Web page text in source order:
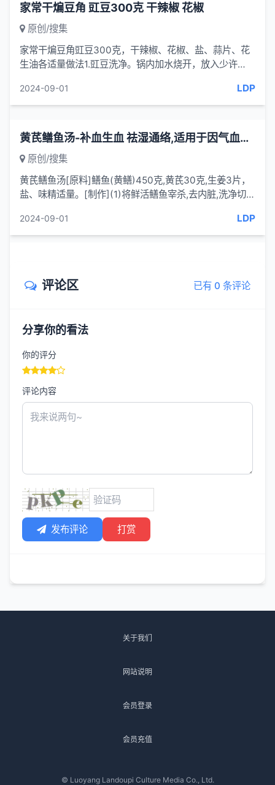
家常干煸豆角 豇豆300克 干辣椒 花椒
原创/搜集
家常干煸豆角豇豆300克，干辣椒、花椒、盐、蒜片、花
生油各适量做法1.豇豆洗净。锅内加水烧开，放入少许
许花生油烧至五六...
2024-09-01 LDP
黄芪鳝鱼汤-补血生血 祛湿通络,适用于因气血虚衰所致的少气懒言
原创/搜集
黄芪鳝鱼汤[原料]鳝鱼(黄鳝)450克,黄芪30克,生姜3片，
盐、味精适量。[制作](1)将鲜活鳝鱼宰杀,去内脏,洗净切
2024-09-01 LDP
评论区 已有 0 条评论
分享你的看法
你的评分
评论内容
发布评论 打赏
关于我们
网站说明
会员登录
会员充值
© Luoyang Landoupi Culture Media Co., Ltd.